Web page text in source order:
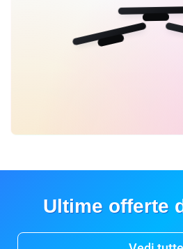
Ultime offerte